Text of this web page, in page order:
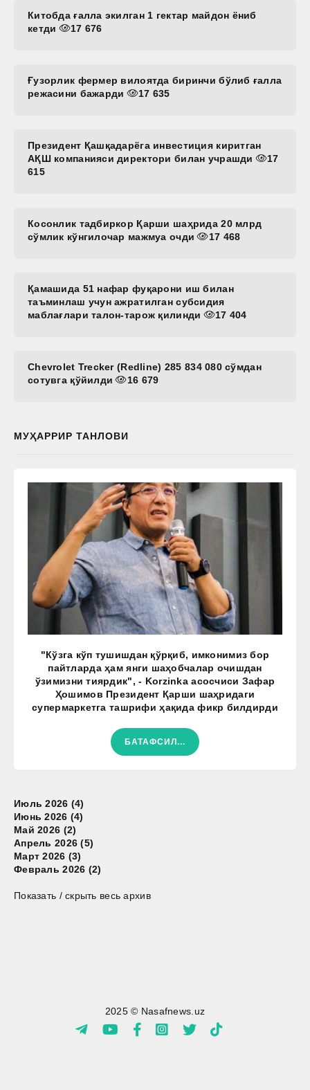
Китобда ғалла экилган 1 гектар майдон ёниб
кетди
17 676
Ғузорлик фермер вилоятда биринчи бўлиб ғалла
режасини бажарди
17 635
Президент Қашқадарёга инвестиция киритган
АҚШ компанияси директори билан учрашди
17
615
Косонлик тадбиркор Қарши шаҳрида 20 млрд
сўмлик кўнгилочар мажмуа очди
17 468
Қамашида 51 нафар фуқарони иш билан
таъминлаш учун ажратилган субсидия
маблағлари талон-тарож қилинди
17 404
Chevrolet Trecker (Redline) 285 834 080 сўмдан
сотувга қўйилди
16 679
МУҲАРРИР ТАНЛОВИ
"Кўзга кўп тушишдан қўрқиб, имконимиз бор
пайтларда ҳам янги шаҳобчалар очишдан
ўзимизни тиярдик", - Korzinka асосчиси Зафар
Ҳошимов Президент Қарши шаҳридаги
супермаркетга ташрифи ҳақида фикр билдирди
БАТАФСИЛ...
Июль 2026 (4)
Июнь 2026 (4)
Май 2026 (2)
Апрель 2026 (5)
Март 2026 (3)
Февраль 2026 (2)
Показать / скрыть весь архив
2025 © Nasafnews.uz